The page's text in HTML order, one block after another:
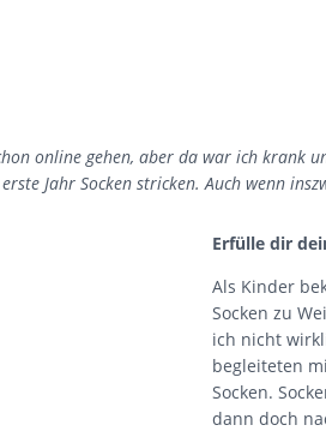
online gehen, aber da war ich krank
Jahr Socken stricken. Auch wenn
Erfülle dir
Als Kinder
Socken zu
ich nicht
begleiteten
Socken.
dann doch